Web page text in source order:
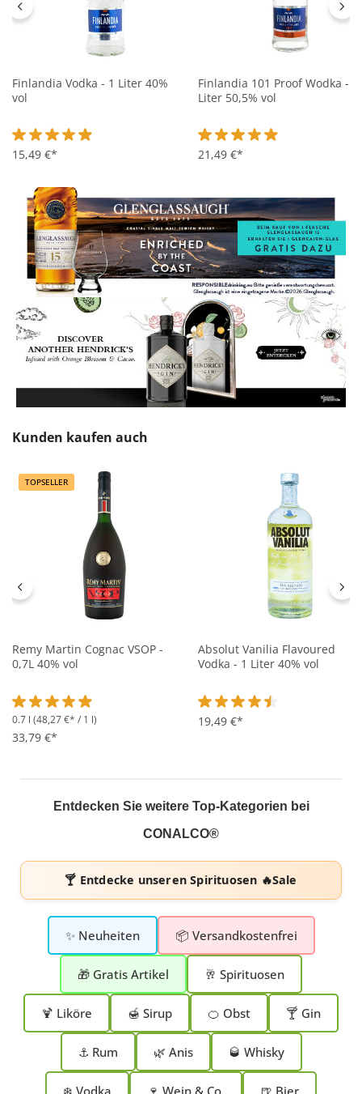
Finlandia Vodka - 1 Liter 40%
vol
Durchschnittliche Bewertung von 4.8 von 5 Sternen
15,49 €*
Finlandia 101 Proof Wodka - 1
Liter 50,5% vol
Durchschnittliche
21,49 €*
Produktgalerie überspringen
Kunden kaufen auch
TOPSELLER
Remy Martin Cognac VSOP -
0,7L 40% vol
Durchschnittliche Bewertung von 4.9 von 5 Sternen
0.7 l (48,27 €* / 1 l)
33,79 €*
Absolut Vanilia Flavoured
Vodka - 1 Liter 40% vol
Durchschnittliche
19,49 €*
Entdecken Sie weitere Top-Kategorien bei
CONALCO®
🍸 Entdecke unserenSpirituosen 🔥Sale
✨ Neuheiten 📦 Versandkostenfrei
🎁 Gratis Artikel 🥂 Spirituosen
🍹 Liköre 🍯 Sirup 🍊 Obst 🍸 Gin
⚓ Rum 🌿 Anis 🥃 Whisky
❄️ Vodka 🍷 Wein & Co. 🍺 Bier